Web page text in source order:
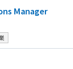
Manager